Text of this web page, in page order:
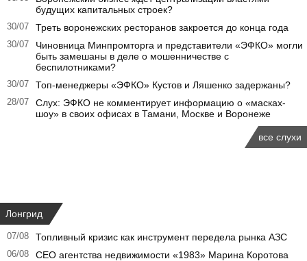
будущих капитальных строек?
30/07 Треть воронежских ресторанов закроется до конца года
30/07
Чиновница Минпромторга и представители «ЭФКО» могли
быть замешаны в деле о мошенничестве с
беспилотниками?
30/07 Топ-менеджеры «ЭФКО» Кустов и Ляшенко задержаны?
28/07
Слух: ЭФКО не комментирует информацию о «масках-
шоу» в своих офисах в Тамани, Москве и Воронеже
все слухи
Лонгрид
07/08 Топливный кризис как инструмент передела рынка АЗС
06/08
CEO агентства недвижимости «1983» Марина Коротова